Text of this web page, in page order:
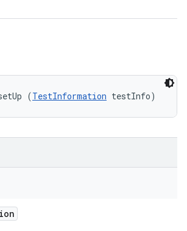
(TestInformation testInfo)